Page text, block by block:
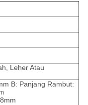
Leher Atau
B: Panjang Rambut: